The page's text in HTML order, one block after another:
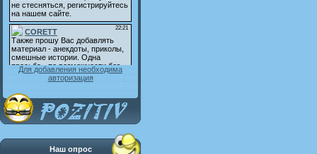
Для добавления необходима
авторизация
Наш опрос